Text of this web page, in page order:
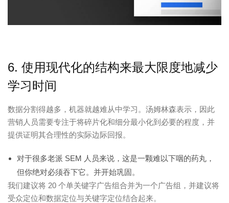
6. 使用现代化的结构来最大限度地减少
学习时间
数据分割得越多，机器就越难从中学习。汤姆林森表示，因此
营销人员需要专注于将碎片化和细分最小化到必要的程度，并
提供证明其合理性的实际边际回报。
对于很多老派 SEM 人员来说，这是一颗难以下咽的药丸，
但你绝对必须吞下它。并开始巩固。
我们建议将 20 个单关键字广告组合并为一个广告组，并建议将
受众定位和数据定位与关键字定位结合起来。